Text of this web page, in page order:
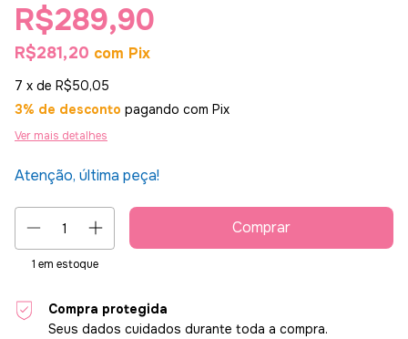
R$289,90
R$281,20 com Pix
7 x de R$50,05
3% de desconto pagando com Pix
Ver mais detalhes
Atenção, última peça!
1 em estoque
Compra protegida
Seus dados cuidados durante toda a compra.